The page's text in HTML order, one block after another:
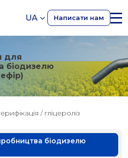
UA Написати нам
для
біодизелю
/ гліцероліз
біодизелю